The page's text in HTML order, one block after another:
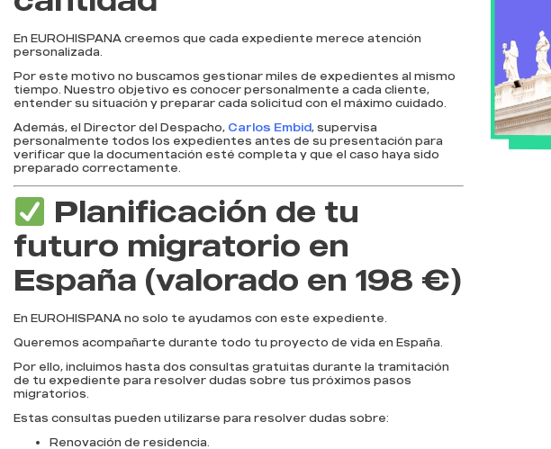
En EUROHISPANA creemos que cada expediente merece atención
personalizada.
Por este motivo no buscamos gestionar miles de expedientes al mismo
tiempo. Nuestro objetivo es conocer personalmente a cada cliente,
entender su situación y preparar cada solicitud con el máximo cuidado.
Además, el Director del Despacho, Carlos Embid, supervisa
personalmente todos los expedientes antes de su presentación para
verificar que la documentación esté completa y que el caso haya sido
preparado correctamente.
Planificación de tu
futuro migratorio en
España (valorado en 198 €)
En EUROHISPANA no solo te ayudamos con este expediente.
Queremos acompañarte durante todo tu proyecto de vida en España.
Por ello, incluimos hasta dos consultas gratuitas durante la tramitación
de tu expediente para resolver dudas sobre tus próximos pasos
migratorios.
Estas consultas pueden utilizarse para resolver dudas sobre:
Renovación de residencia.